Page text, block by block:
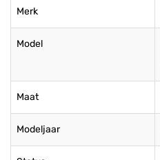
Merk
Model
Maat
Modeljaar